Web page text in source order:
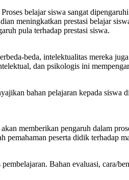
belajar siswa sangat
meningkatkan prestasi belajar
pula terhadap prestasi siswa.
beda, intelektualitas mereka
dan psikologis ini
bahan pelajaran kepada siswa
memberikan pengaruh dalam
pemahaman peserta didik terhadap
Bahan evaluasi, cara/